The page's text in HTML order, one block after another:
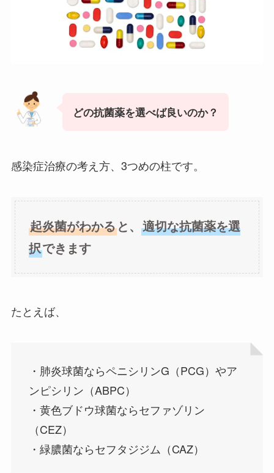
どの抗菌薬を選べば良いのか？
感染症治療の考え方、3つめの柱です。
起炎菌がわかると、適切な抗菌薬を選
択できます
たとえば、
・肺炎球菌ならペニシリンG（PCG）やア
ンピシリン（ABPC）
・黄色ブドウ球菌ならセファゾリン
（CEZ）
・緑膿菌ならセフタジジム（CAZ）